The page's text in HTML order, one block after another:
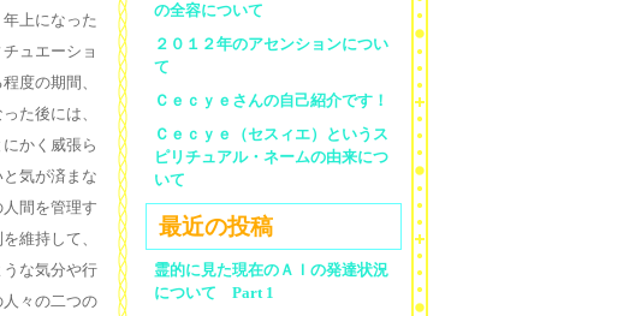
上になった
ュエーショ
度の期間、
た後には、
かく威張ら
気が済まな
間を管理す
維持して、
な気分や行
々の二つの
の全容について
２０１２年のアセンションについ
て
Ｃｅｃｙｅさんの自己紹介です！
Ｃｅｃｙｅ（セスィエ）というス
ピリチュアル・ネームの由来につ
いて
最近の投稿
霊的に見た現在のＡＩの発達状況
について Part 1